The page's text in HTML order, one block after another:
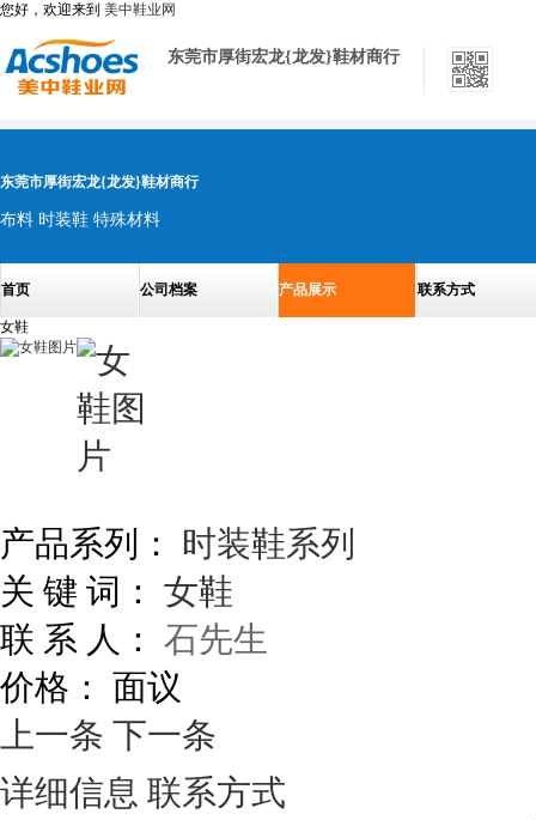
您好，欢迎来到 美中鞋业网
东莞市厚街宏龙{龙发}鞋材商行
东莞市厚街宏龙{龙发}鞋材商行
布料 时装鞋 特殊材料
首页 公司档案 产品展示 联系方式
女鞋
产品系列：
时装鞋系列
关 键 词： 女鞋
联 系 人： 石先生
价格： 面议
上一条 下一条
详细信息 联系方式